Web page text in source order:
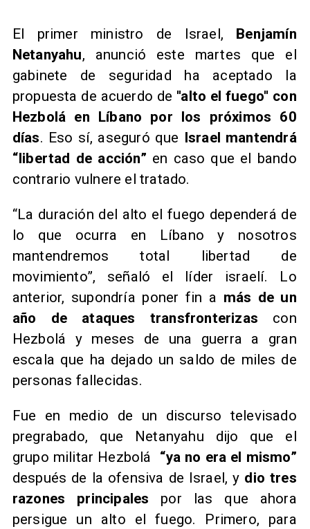
​El primer ministro de Israel, Benjamín
Netanyahu, anunció este martes que el
gabinete de seguridad ha aceptado la
propuesta de acuerdo de ''alto el fuego'' con
Hezbolá en Líbano por los próximos 60
días. Eso sí, aseguró que Israel mantendrá
“libertad de acción” en caso que el bando
contrario vulnere el tratado.
​“La duración del alto el fuego dependerá de
lo que ocurra en Líbano y nosotros
mantendremos total libertad de
movimiento”, señaló el líder israelí. Lo
anterior, supondría poner fin a más de un
año de ataques transfronterizas con
Hezbolá y meses de una guerra a gran
escala que ha dejado un saldo de miles de
personas fallecidas.
Fue en medio de un discurso televisado
pregrabado, que Netanyahu dijo que el
grupo militar Hezbolá “ya no era el mismo”
después de la ofensiva de Israel, y dio tres
razones principales por las que ahora
persigue un alto el fuego. Primero, para